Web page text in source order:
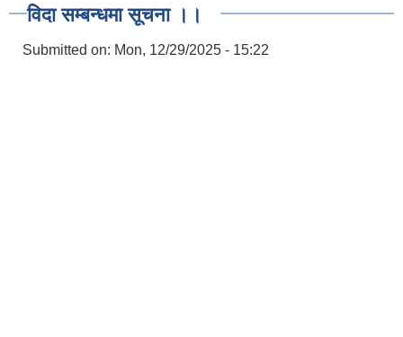
विदा सम्बन्धमा सूचना ।।
Submitted on: Mon, 12/29/2025 - 15:22